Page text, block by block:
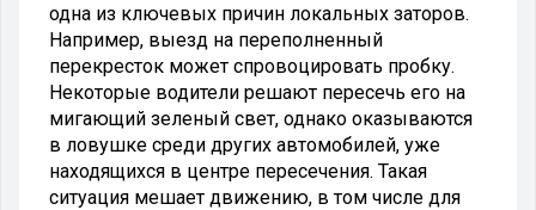
одна из ключевых причин локальных заторов.
Например, выезд на переполненный
перекресток может спровоцировать пробку.
Некоторые водители решают пересечь его на
мигающий зеленый свет, однако оказываются
в ловушке среди других автомобилей, уже
находящихся в центре пересечения. Такая
ситуация мешает движению, в том числе для